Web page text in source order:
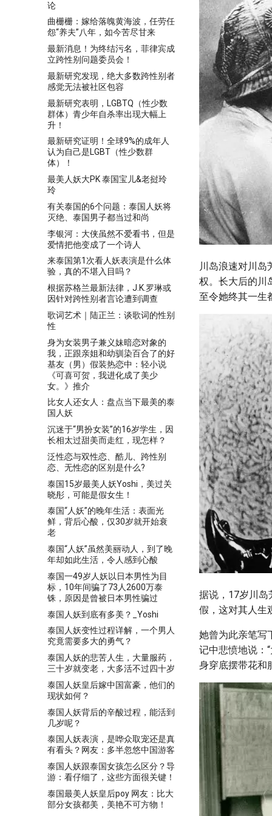
论
曲栅栅：嫁给落魄黄海波，任劳任
怨“养夫”八年，如今苦尽甘来
最新消息！为终结污名，菲律宾成
立跨性别问题委员会！
最新研究发现，绝大多数跨性别者
感觉无法被社区包容
最新研究表明，LGBTQ（性少数
群体）青少年自杀率出现大幅上
升！
最新研究证明！全球9%的成年人
认为自己是LGBT（性少数群
体）！
最美人妖大PK 泰国宝儿&老挝玲
玲
有关泰国的6个问题：泰国人妖将
灭绝、泰国男子都当过和尚
李银河：大侠虽然不爱看书，但是
爱情把他变成了一个诗人
来泰国第1次看人妖表演是什么体
验，真的不堪入目吗？
根据苏格兰最新法律，J.K.罗琳或
因针对跨性别者言论遭到调查
歌词艺术｜陆正兰：谈歌词的性别
性
身为女装男子兼义妹暗恋对象的
我，正跟亲姐和幼驯染百合了的好
基友（男）假装热恋中：轻小说
《可喜可贺，我进化成了美少
女。》推介
比女人还女人：盘点当下最美的泰
国人妖
沉迷于“男扮女装”的16岁学生，因
长相太过甜美而走红，现怎样？
泛性恋与双性恋、酷儿、跨性别
恋、无性恋的区别是什么?
泰国15岁最美人妖Yoshi，美过关
晓彤，可能是假女生！
泰国“人妖”的晚年生活：表面光
鲜，背后心酸，仅30岁就开始衰
老
泰国“人妖”虽然美丽动人，到了晚
年却如此生活，令人感到心酸
泰国一49岁人妖以日本男性为目
标，10年间骗了73人2600万泰
铢，原因是曾被日本男性骗过
泰国人妖到底有多美？_Yoshi
泰国人妖变性过程详解，一个男人
究竟需要多大的勇气？
泰国人妖的悲苦人生，大量服药，
三十岁就变老，大多活不过四十岁
泰国人妖皇后嫁中国富豪，他们的
现状如何？
泰国人妖背后的辛酸过程，能活到
几岁呢？
泰国人妖表演，是哗众取宠还是真
有看头？网友：多半忽悠中国游客
泰国人妖跟泰国女孩怎么区分？导
游：看仔细了，这些方面很关键！
泰国最美人妖皇后poy 网友：比大
部分女孩都美，美艳不可方物！
川岛浪速对川
权。长大后的川
至令她终其一生
据说，17岁川岛
假，这对其人生
她曾为此亲笔写
记中悲愤地说：
身穿底摆带花和